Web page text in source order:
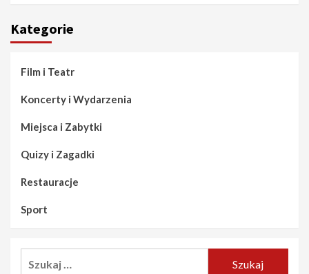
Kategorie
Film i Teatr
Koncerty i Wydarzenia
Miejsca i Zabytki
Quizy i Zagadki
Restauracje
Sport